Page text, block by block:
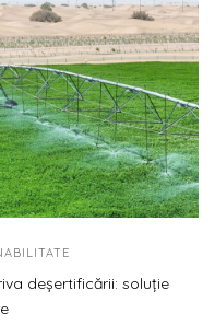
deșertificării: soluție